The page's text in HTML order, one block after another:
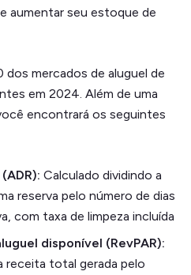
aumentar seu estoque de
mercados de aluguel de
em 2024. Além de uma
encontrará os seguintes
Calculado dividindo a
reserva pelo número de dias
com taxa de limpeza incluída
disponível (RevPAR):
receita total gerada pelo